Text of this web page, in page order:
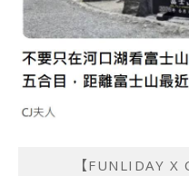
【FUNLIDAY X